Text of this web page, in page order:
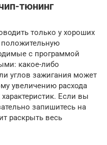
тюнинг
только у хороших
с программой
какое-либо
углов зажигания может
увеличению расхода
Если вы
запишитесь на
раскрыть весь